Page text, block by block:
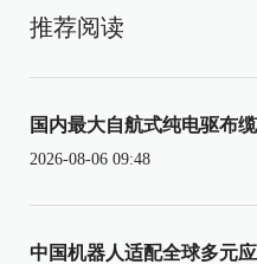
推荐阅读
国内最大自航式纯电驱布
2026-08-06 09:48
中国机器人适配全球多元